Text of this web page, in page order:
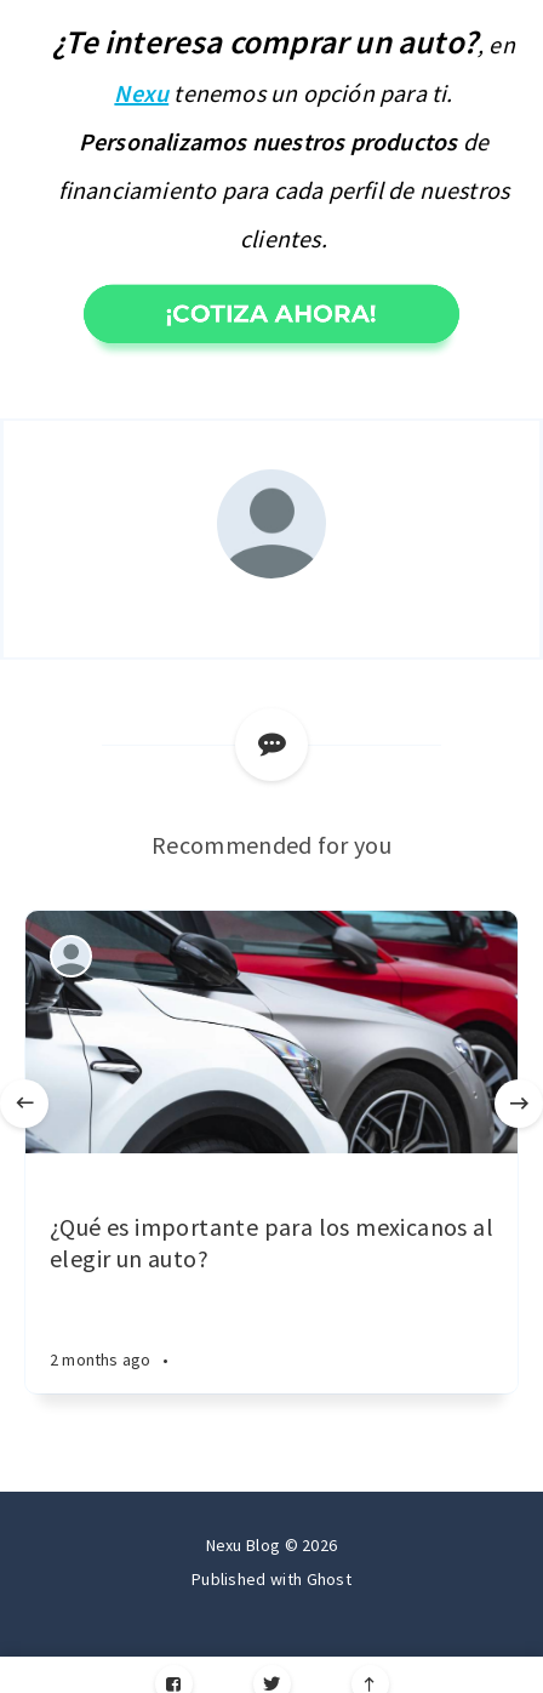
¿Te interesa comprar un auto?, en
Nexutenemos un opción para ti.
Personalizamos nuestros productosde
financiamiento para cada perfil de nuestros
clientes.
Recommended for you
¿Qué es importante para los mexicanos al
elegir un auto?
2 months ago •
Nexu Blog © 2026
Published with Ghost